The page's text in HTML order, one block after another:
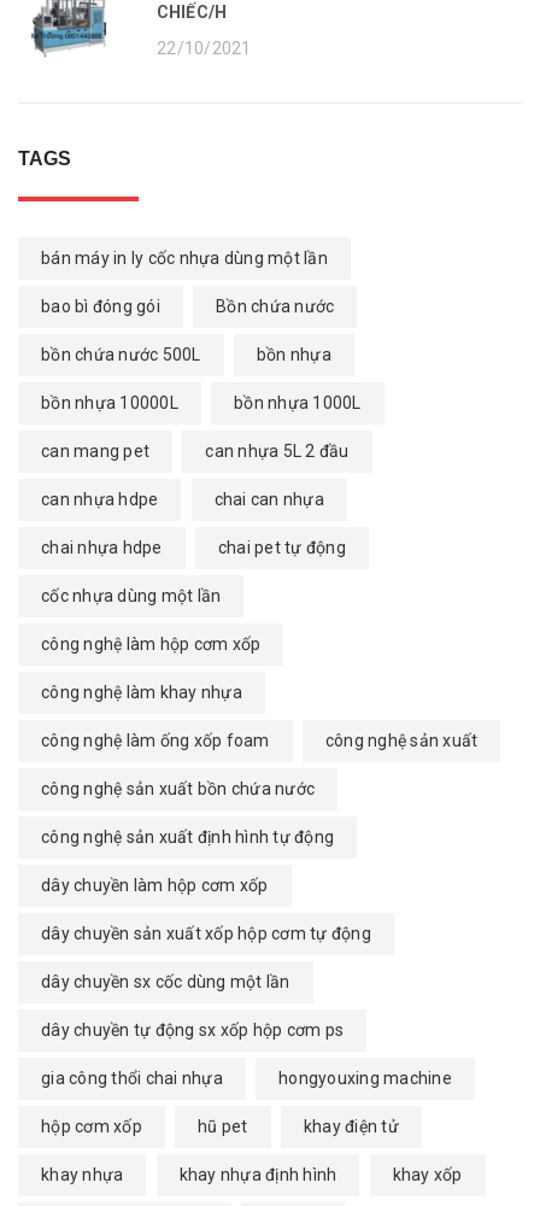
CHIẾC/H
22/10/2021
TAGS
bán máy in ly cốc nhựa dùng một lần
bao bì đóng gói Bồn chứa nước
bồn chứa nước 500L bồn nhựa
bồn nhựa 10000L bồn nhựa 1000L
can mang pet can nhựa 5L 2 đầu
can nhựa hdpe chai can nhựa
chai nhựa hdpe chai pet tự động
cốc nhựa dùng một lần
công nghệ làm hộp cơm xốp
công nghệ làm khay nhựa
công nghệ làm ống xốp foam công nghệ sản xuất
công nghệ sản xuất bồn chứa nước
công nghệ sản xuất định hình tự động
dây chuyền làm hộp cơm xốp
dây chuyền sản xuất xốp hộp cơm tự động
dây chuyền sx cốc dùng một lần
dây chuyền tự động sx xốp hộp cơm ps
gia công thổi chai nhựa hongyouxing machine
hộp cơm xốp hũ pet khay điện tử
khay nhựa khay nhựa định hình khay xốp